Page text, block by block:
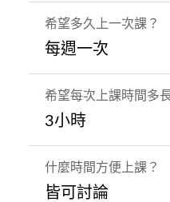
希望多久上一次課？
每週一次
希望每次上課時間多
3小時
什麼時間方便上課？
皆可討論